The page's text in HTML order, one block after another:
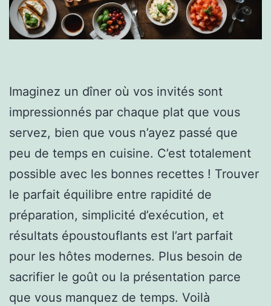
Imaginez un dîner où vos invités sont
impressionnés par chaque plat que vous
servez, bien que vous n’ayez passé que
peu de temps en cuisine. C’est totalement
possible avec les bonnes recettes ! Trouver
le parfait équilibre entre rapidité de
préparation, simplicité d’exécution, et
résultats époustouflants est l’art parfait
pour les hôtes modernes. Plus besoin de
sacrifier le goût ou la présentation parce
que vous manquez de temps. Voilà